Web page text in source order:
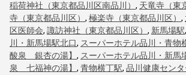
稲荷神社（東京都品川区南品川） , 天竜寺（東
寺（東京都品川区） , 極楽寺（東京都品川区） ,
区医師会, 諏訪神社（東京都品川区） , 新馬場駅,
川・新馬場駅北口, スーパーホテル品川・青物
酸泉 銀杏の湯】 , スーパーホテル品川・新馬
泉 七福神の湯】 , 青物横丁駅, 品川健康センタ